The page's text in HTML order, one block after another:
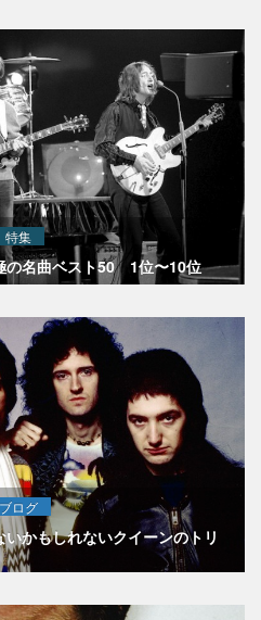
特集
の名曲ベスト50 1位〜10位
ブログ
かもしれないクイーンのトリ